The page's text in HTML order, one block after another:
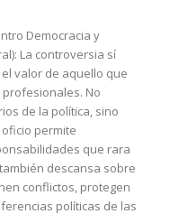
Democracia y
La controversia sí
valor de aquello que
No
de la política, sino
permite
que rara
descansa sobre
conflictos, protegen
políticas de las